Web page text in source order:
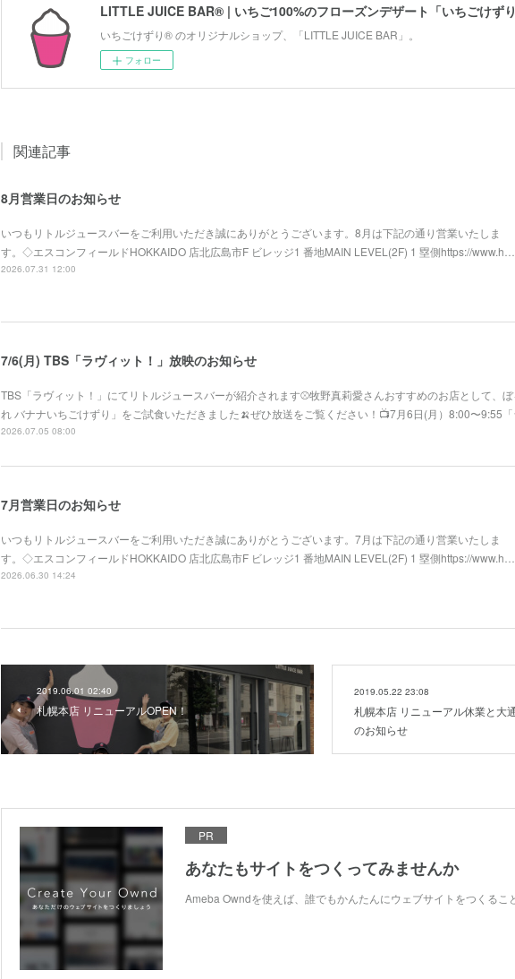
いちごけずり® のオリジナルショップ、「LITTLE JUICE BAR」。
フォロー
関連記事
8月営業日のお知らせ
いつもリトルジュースバーをご利用いただき誠にありがとうございます。8月は下記の通り営業いたしま
す。◇エスコンフィールドHOKKAIDO 店北広島市F ビレッジ1 番地MAIN LEVEL(2F) 1 塁側https://www.h…
2026.07.31 12:00
7/6(月) TBS「ラヴィット！」放映のお知らせ
TBS「ラヴィット！」にてリトルジュースバーが紹介されます⚾牧野真莉愛さんおすすめのお店として、
れ バナナいちごけずり」をご試食いただきました🍌ぜひ放送をご覧ください！📺️7月6日(月）8:00〜9:55
2026.07.05 08:00
7月営業日のお知らせ
いつもリトルジュースバーをご利用いただき誠にありがとうございます。7月は下記の通り営業いたしま
す。◇エスコンフィールドHOKKAIDO 店北広島市F ビレッジ1 番地MAIN LEVEL(2F) 1 塁側https://www.h…
2026.06.30 14:24
2019.06.01 02:40
札幌本店 リニューアルOPEN！
2019.05.22 23:08
札幌本店 リニューアル休業と大
のお知らせ
PR
あなたもサイトをつくってみませんか
Ameba Owndを使えば、誰でもかんたんにウェブサイトをつくるこ